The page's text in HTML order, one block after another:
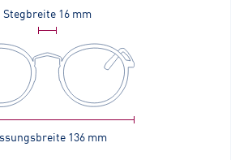
Stegbreite 16 mm
136 mm